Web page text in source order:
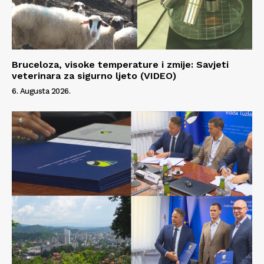
Bruceloza, visoke temperature i zmije: Savjeti
veterinara za sigurno ljeto (VIDEO)
6. Augusta 2026.